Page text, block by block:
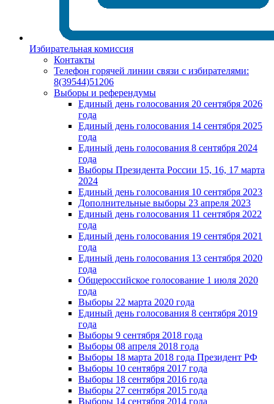
Избирательная комиссия
Контакты
Телефон горячей линии связи с избирателями:
8(39544)51206
Выборы и референдумы
Единый день голосования 20 сентября 2026
года
Единый день голосования 14 сентября 2025
года
Единый день голосования 8 сентября 2024
года
Выборы Президента России 15, 16, 17 марта
2024
Единый день голосования 10 сентября 2023
Дополнительные выборы 23 апреля 2023
Единый день голосования 11 сентября 2022
года
Единый день голосования 19 сентября 2021
года
Единый день голосования 13 сентября 2020
года
Общероссийское голосование 1 июля 2020
года
Выборы 22 марта 2020 года
Единый день голосования 8 сентября 2019
года
Выборы 9 сентября 2018 года
Выборы 08 апреля 2018 года
Выборы 18 марта 2018 года Президент РФ
Выборы 10 сентября 2017 года
Выборы 18 сентября 2016 года
Выборы 27 сентября 2015 года
Выборы 14 сентября 2014 года